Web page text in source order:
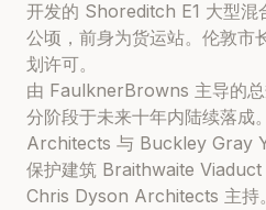
开发的 Shoreditch E1 大型混
公顷，前身为货运站。伦敦市
划许可。
由 FaulknerBrowns 主导的总
分阶段于未来十年内陆续落
Architects 与 Buckley Gray
保护建筑 Braithwaite Viaduct
Chris Dyson Architects 主持